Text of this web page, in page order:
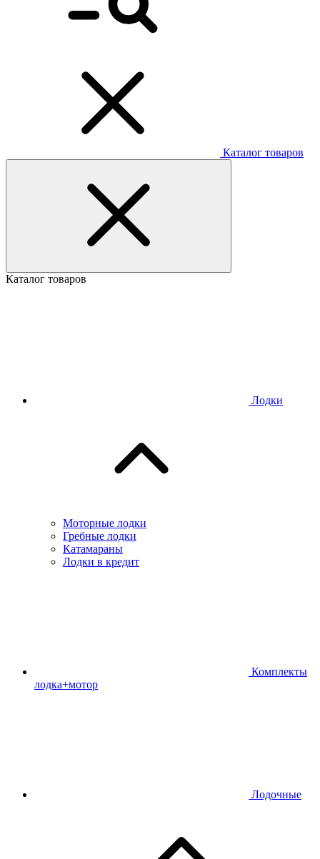
Каталог товаров
Каталог товаров
Лодки
Моторные лодки
Гребные лодки
Катамараны
Лодки в кредит
Комплекты
лодка+мотор
Лодочные